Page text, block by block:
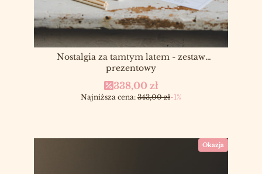
Nostalgia za tamtym latem - zestaw
prezentowy
Cena promocyjna
338,00 zł
Najniższa cena: 343,00 zł-1%
Okazja